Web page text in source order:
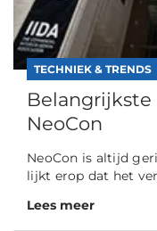
TECHNIEK & TRENDS
NeoCon
NeoCon is altijd
lijkt erop dat het
Lees meer